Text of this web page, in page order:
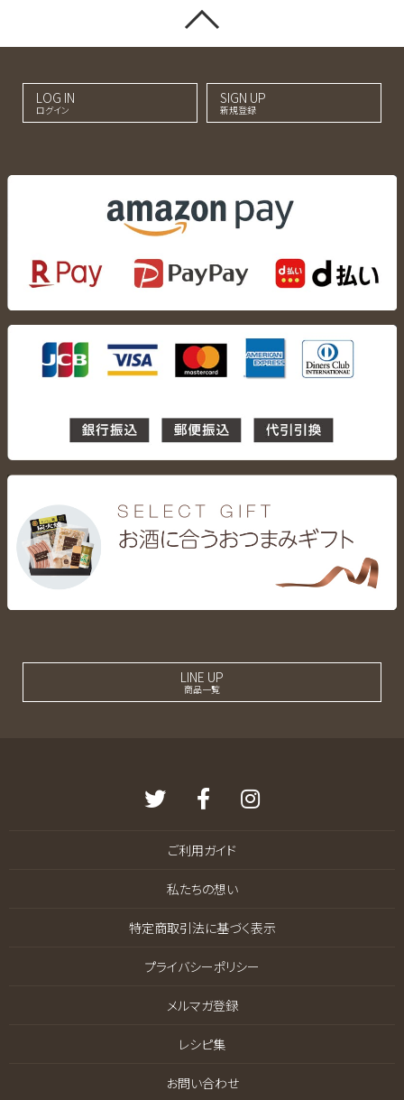
LOG IN
ログイン
SIGN UP
新規登録
LINE UP
商品一覧
ご利用ガイド
私たちの想い
特定商取引法に基づく表示
プライバシーポリシー
メルマガ登録
レシピ集
お問い合わせ